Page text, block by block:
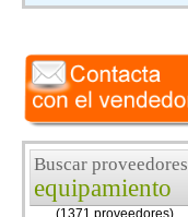
Buscar proveedores
equipamiento
(1371 proveedores)